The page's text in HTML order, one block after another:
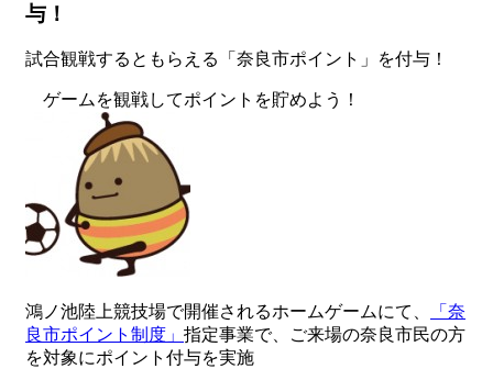
与！
試合観戦するともらえる「奈良市ポイント」を付与！
ゲームを観戦してポイントを貯めよう！
鴻ノ池陸上競技場で開催されるホームゲームにて、
「奈
良市ポイント制度」 指定事業で、ご来場の奈良市民の方
を対象にポイント付与を実施